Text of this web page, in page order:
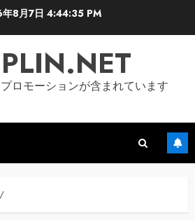
8月7日 4:44:36 PM
ロモーションが含まれています